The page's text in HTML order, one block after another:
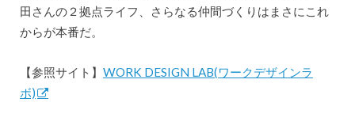
田さんの２拠点ライフ、さらなる仲間づくりはまさにこれ
からが本番だ。
【参照サイト】 WORK DESIGN LAB(ワークデザインラ
ボ)